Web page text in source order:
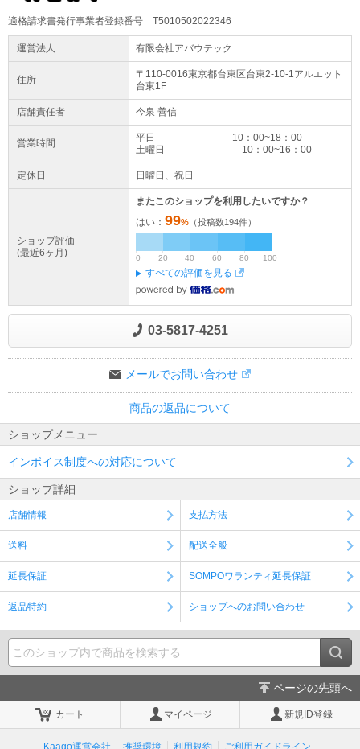
適格請求書発行事業者登録番号 T5010502022346
運営法人 有限会社アバウテック
住所 〒110-0016東京都台東区台東2-10-1 アルエット
台東1F
店舗責任者 今泉 善信
営業時間
平日 10：00~18：00
土曜日 10：00~16：00
定休日 日曜日、祝日
ショップ評価
(最近6ヶ月)
またこのショップを利用したいですか？
はい： 99% （投稿数194件）
0 20 40 60 80 100
すべての評価を見る
03-5817-4251
メールでお問い合わせ
商品の返品について
ショップメニュー
インボイス制度への対応について
ショップ詳細
店舗情報 支払方法
送料 配送全般
延長保証 SOMPOワランティ延長保証
返品特約 ショップへのお問い合わせ
ページの先頭へ
カート マイページ 新規ID登録
Kaago運営会社 推奨環境 利用規約 ご利用ガイドライン